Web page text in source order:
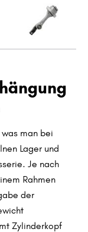
man bei
Lager und
Je nach
Rahmen
der
Zylinderkopf